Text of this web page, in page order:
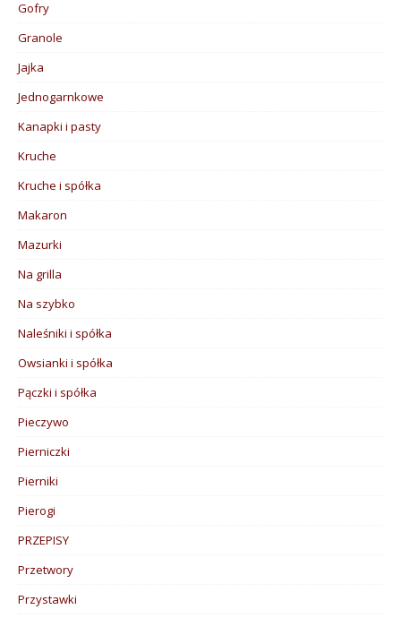
Gofry
Granole
Jajka
Jednogarnkowe
Kanapki i pasty
Kruche
Kruche i spółka
Makaron
Mazurki
Na grilla
Na szybko
Naleśniki i spółka
Owsianki i spółka
Pączki i spółka
Pieczywo
Pierniczki
Pierniki
Pierogi
PRZEPISY
Przetwory
Przystawki